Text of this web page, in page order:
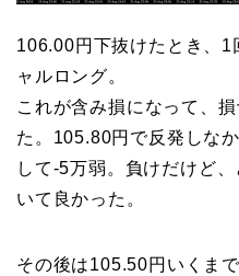
106.00円下抜けたとき、1
ャルロング。
これが含み損になって、
た。105.80円で反発しな
して-5万弱。負けだけど
いて良かった。
その後は105.50円いくま